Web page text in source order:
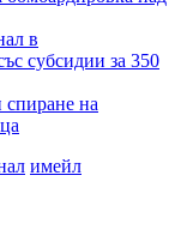
в
субсидии за 350
спиране на
имейл